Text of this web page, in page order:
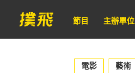
節目 主辦單位
電影 藝術